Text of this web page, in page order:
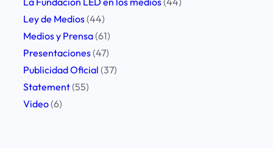
C
n
Ley de Medios(44)
Medios y Prensa(61)
Presentaciones(47)
Publicidad Oficial (37)
Statement(55)
Video(6)